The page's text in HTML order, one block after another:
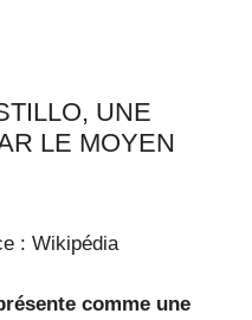
UNE
LE MOYEN
: Wikipédia
comme une